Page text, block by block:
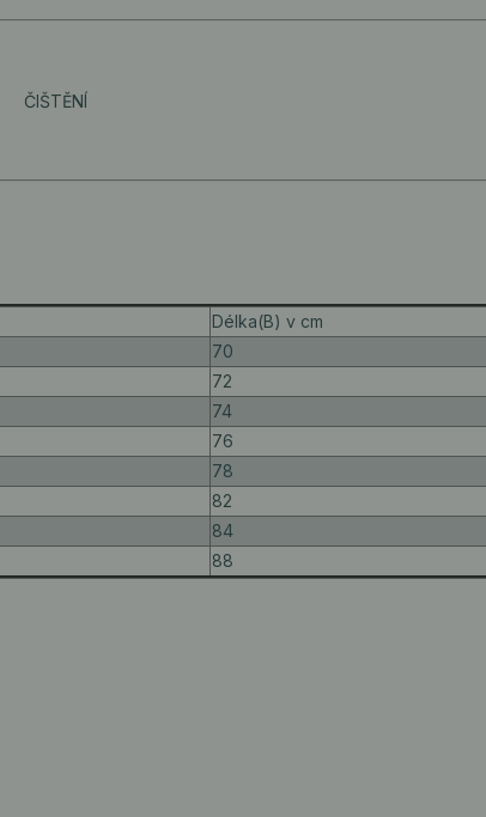
ČIŠTĚNÍ
Délka(B) v cm
70
72
74
76
78
82
84
88